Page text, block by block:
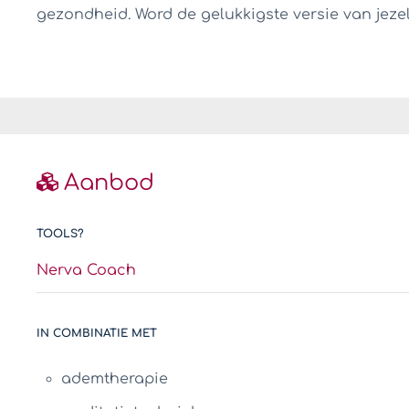
gezondheid. Word de gelukkigste versie van
Aanbod
TOOLS?
Nerva Coach
IN COMBINATIE MET
ademtherapie